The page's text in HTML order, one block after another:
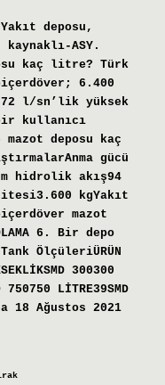
deposu,
kaynaklı-ASY.
kaç litre? Türk
6.400
l/sn’lik yüksek
kullanıcı
deposu kaç
gücü
hidrolik akış94
kgYakıt
mazot
6. Bir depo
ÖlçüleriÜRÜN
300300
750750 LİTRE39SMD
18 Ağustos 2021